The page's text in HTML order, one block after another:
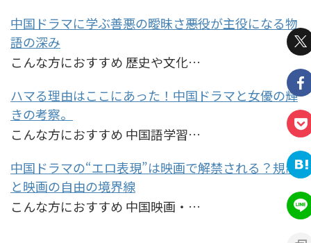
中国ドラマに学ぶ善悪の曖昧さ――悪役が主役になる物
語の深み
こんな方におすすめ 歴史や文化…
ハマる理由はここにあった！中国ドラマと女優の輝
きの考察。
こんな方におすすめ 中国語学習…
中国ドラマの“エロ表現”は映画で解禁される？規制
と映画の自由の境界線
こんな方におすすめ 中国映画・…